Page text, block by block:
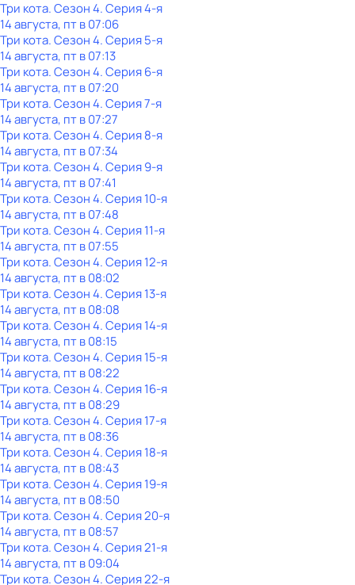
Три кота. Сезон 4. Серия 4-я
14 августа, пт в 07:06
Три кота. Сезон 4. Серия 5-я
14 августа, пт в 07:13
Три кота. Сезон 4. Серия 6-я
14 августа, пт в 07:20
Три кота. Сезон 4. Серия 7-я
14 августа, пт в 07:27
Три кота. Сезон 4. Серия 8-я
14 августа, пт в 07:34
Три кота. Сезон 4. Серия 9-я
14 августа, пт в 07:41
Три кота. Сезон 4. Серия 10-я
14 августа, пт в 07:48
Три кота. Сезон 4. Серия 11-я
14 августа, пт в 07:55
Три кота. Сезон 4. Серия 12-я
14 августа, пт в 08:02
Три кота. Сезон 4. Серия 13-я
14 августа, пт в 08:08
Три кота. Сезон 4. Серия 14-я
14 августа, пт в 08:15
Три кота. Сезон 4. Серия 15-я
14 августа, пт в 08:22
Три кота. Сезон 4. Серия 16-я
14 августа, пт в 08:29
Три кота. Сезон 4. Серия 17-я
14 августа, пт в 08:36
Три кота. Сезон 4. Серия 18-я
14 августа, пт в 08:43
Три кота. Сезон 4. Серия 19-я
14 августа, пт в 08:50
Три кота. Сезон 4. Серия 20-я
14 августа, пт в 08:57
Три кота. Сезон 4. Серия 21-я
14 августа, пт в 09:04
Три кота. Сезон 4. Серия 22-я